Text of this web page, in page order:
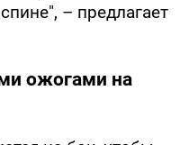
– предлагает
ожогами на